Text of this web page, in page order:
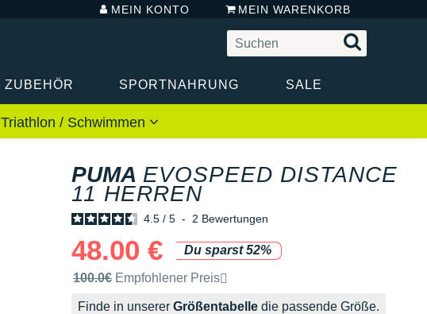
MEIN KONTO MEIN WARENKORB
ZUBEHÖR SPORTNAHRUNG SALE
Triathlon / Schwimmen
PUMA EVOSPEED DISTANCE
11 HERREN
4.5 / 5 - 2 Bewertungen
48.00 €
Du sparst 52%
Unverbindliche Preisempfehlung der Marke
100.0€ Empfohlener Preis
Finde in unserer Größentabelle die passende Größe.